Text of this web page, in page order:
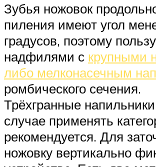
Зубья ножовок
пиления имеют угол
градусов, поэтому
надфилями с крупными
либо мелконасечным
ромбического сечения.
Трёхгранные
случае применять
рекомендуется. Для
ножовку вертикально